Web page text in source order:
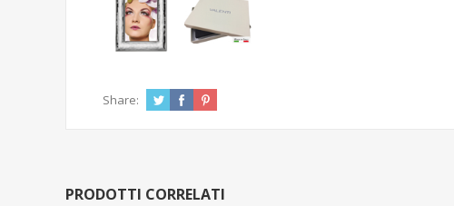
Share:
PRODOTTI CORRELATI